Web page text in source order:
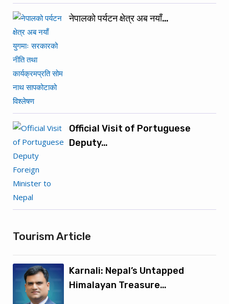
नेपालको पर्यटन क्षेत्र अब नयाँ…
Official Visit of Portuguese
Deputy…
Tourism Article
Karnali: Nepal’s Untapped
Himalayan Treasure…